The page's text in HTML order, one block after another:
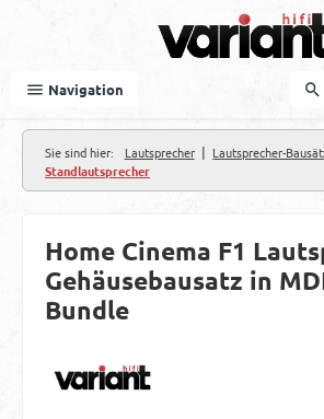
Navigation
Sie sind hier: Lautsprecher | Lautsprecher-
Standlautsprecher
Home Cinema F1
Gehäusebausatz in
Bundle